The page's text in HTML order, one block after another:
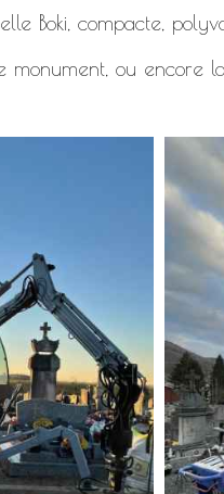
Boki, compacte,
monument, ou encore